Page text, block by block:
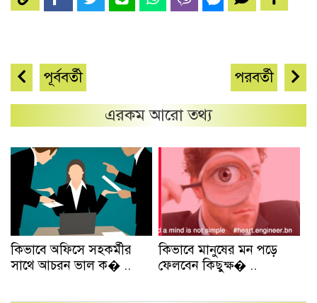
পূর্ববর্তী পরবর্তী
এরকম আরো তথ্য
কিভাবে অফিসে সহকর্মীর
সাথে আচরন ভাল ক� ..
কিভাবে মানুষের মন পড়ে
ফেলবেন কিছুক্ষ� ..